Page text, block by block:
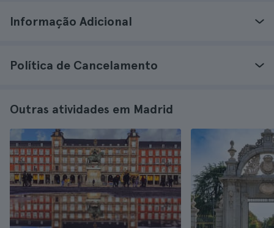
Informação Adicional
Política de Cancelamento
Outras atividades em Madrid